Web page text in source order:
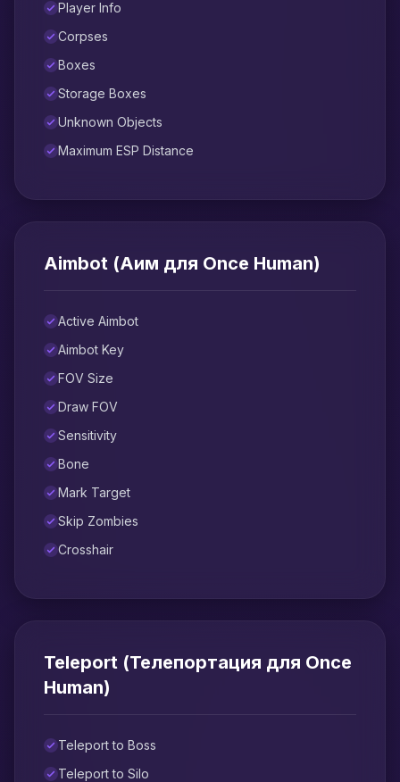
Player Info
Corpses
Boxes
Storage Boxes
Unknown Objects
Maximum ESP Distance
Aimbot (Аим для Once Human)
Active Aimbot
Aimbot Key
FOV Size
Draw FOV
Sensitivity
Bone
Mark Target
Skip Zombies
Crosshair
Teleport (Телепортация для Once
Human)
Teleport to Boss
Teleport to Silo